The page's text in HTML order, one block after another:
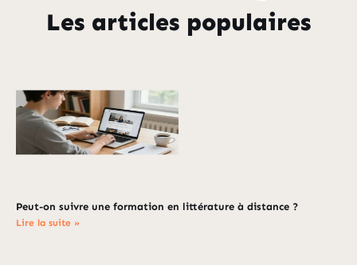
Les articles populaires
Peut-on suivre une formation en littérature à distance ?
Lire la suite »